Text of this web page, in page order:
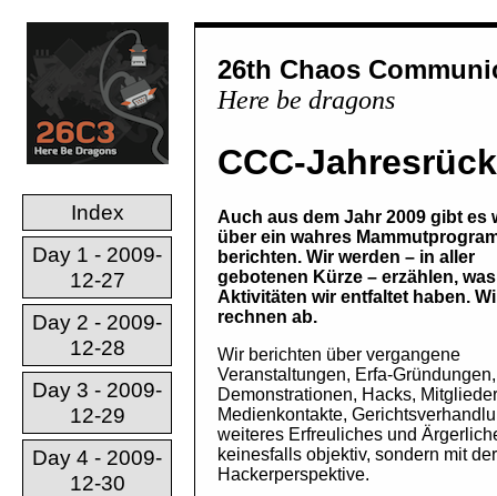
Index
Day 1 - 2009-
12-27
Day 2 - 2009-
12-28
Day 3 - 2009-
12-29
Day 4 - 2009-
12-30
26th Chaos
Here be dragons
CCC-
Auch aus dem Jahr 2009 gibt es
über ein wahres
berichten. Wir werden – in aller
gebotenen Kürze – erzählen,
Aktivitäten wir entfaltet haben.
rechnen ab.
Wir berichten über vergangene
Veranstaltungen, Erfa-Gründungen,
Demonstrationen, Hacks,
Medienkontakte,
weiteres Erfreuliches und
keinesfalls objektiv, sondern mit
Hackerperspektive.